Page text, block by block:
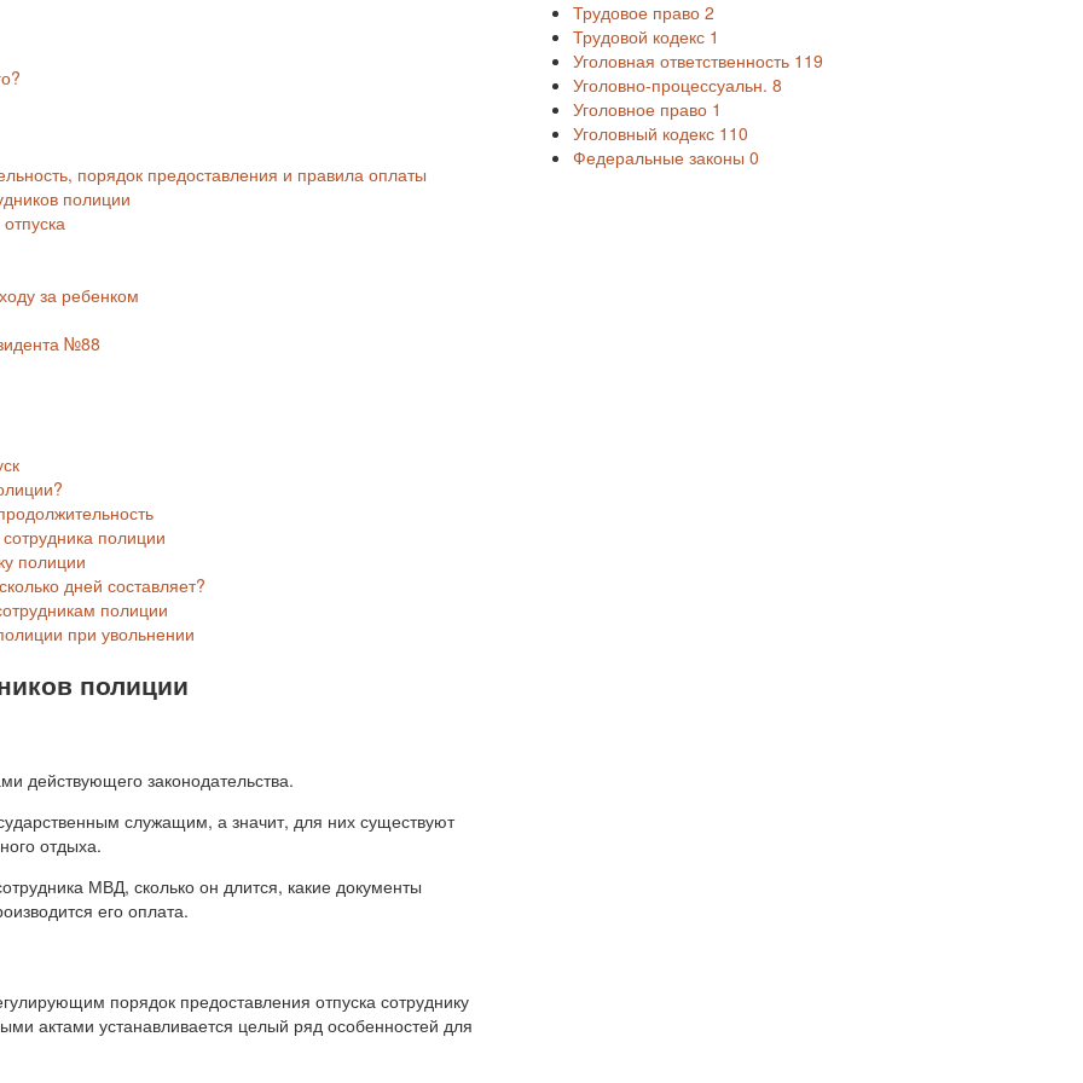
порядок предоставления и правила оплаты
полиции
за ребенком
№88
полиции
полиции
дней составляет?
полиции
при увольнении
полиции
действующего законодательства.
служащим, а значит, для них существуют
отдыха.
МВД, сколько он длится, какие документы
его оплата.
порядок предоставления отпуска сотруднику
актами устанавливается целый ряд особенностей для
Трудовое право 2
Трудовой кодекс 1
Уголовная ответственность 119
Уголовно-процессуальн. 8
Уголовное право 1
Уголовный кодекс 110
Федеральные законы 0